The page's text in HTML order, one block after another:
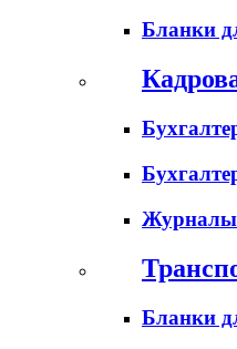
Бланки
Журналы
Бланки